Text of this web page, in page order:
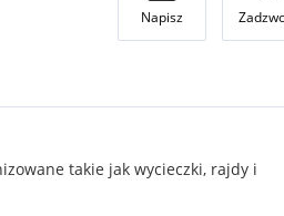
Napisz
takie jak wycieczki, rajdy i